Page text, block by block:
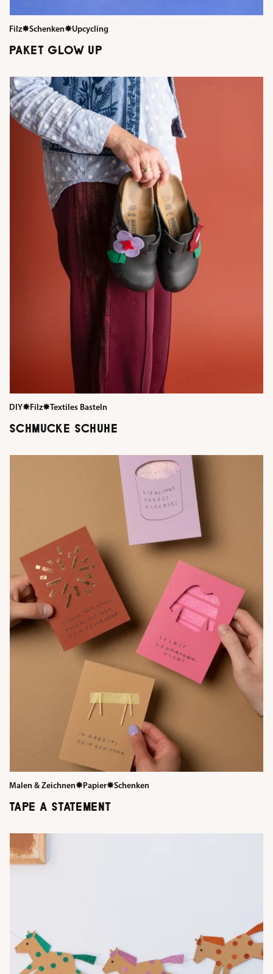
Filz✸Schenken✸Upcycling
PAKET GLOW UP
DIY✸Filz✸Textiles Basteln
SCHMUCKE SCHUHE
Malen & Zeichnen✸Papier✸Schenken
TAPE A STATEMENT